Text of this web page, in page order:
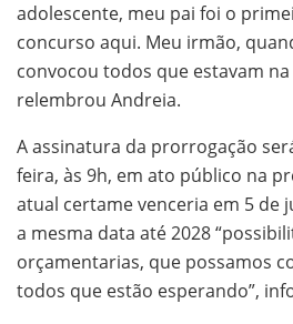
adolescente, meu pai foi o
concurso aqui. Meu irmão,
convocou todos que estavam na
relembrou Andreia.
A assinatura da prorrogação
feira, às 9h, em ato público na
atual certame venceria em 5 de
a mesma data até 2028
orçamentarias, que possamos
todos que estão esperando”,